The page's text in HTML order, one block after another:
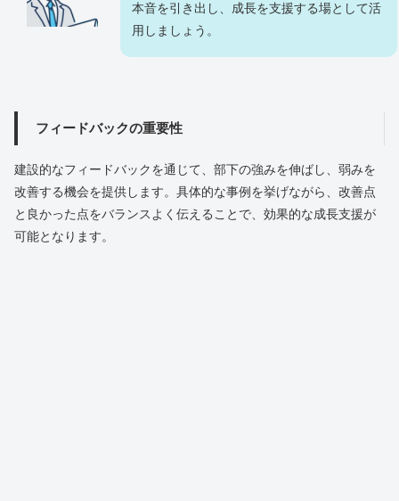
本音を引き出し、成長を支援する場として活
用しましょう。
フィードバックの重要性
建設的なフィードバックを通じて、部下の強みを伸ばし、弱みを
改善する機会を提供します。具体的な事例を挙げながら、改善点
と良かった点をバランスよく伝えることで、効果的な成長支援が
可能となります。